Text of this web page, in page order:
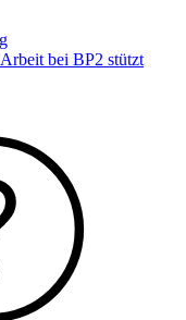
bei BP2 stützt